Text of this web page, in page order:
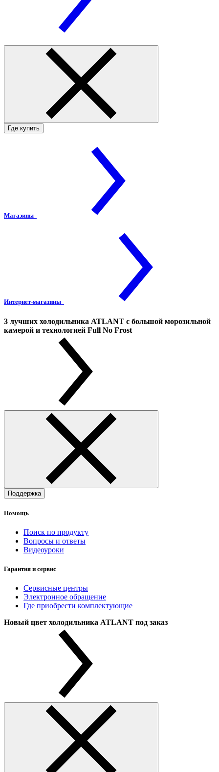
Где купить
Магазины
Интернет-магазины
3 лучших холодильника ATLANT с большой морозильной
камерой и технологией Full No Frost
Поддержка
Помощь
Поиск по продукту
Вопросы и ответы
Видеоуроки
Гарантия и сервис
Сервисные центры
Электронное обращение
Где приобрести комплектующие
Новый цвет холодильника ATLANT под заказ